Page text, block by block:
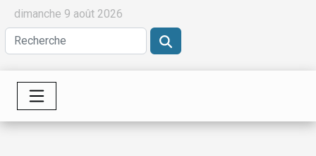
dimanche 9 août 2026